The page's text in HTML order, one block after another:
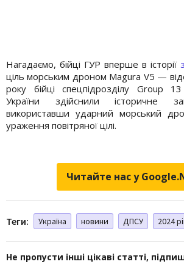
Нагадаємо, бійці ГУР вперше в історії
ціль морським дроном Magura V5 —
року бійці спецпідрозділу Group
України здійснили історичне
використавши ударний морський
ураження повітряної цілі.
Читайте нас у
Теги: Україна новини ДПСУ 2024
Не пропусти інші цікаві статті,